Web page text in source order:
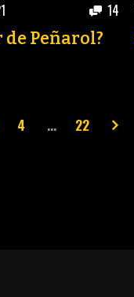
14
de Peñarol?
4 … 22